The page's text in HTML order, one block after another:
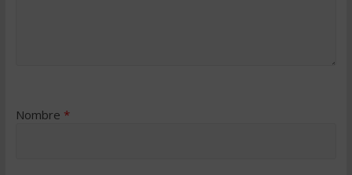
Nombre *